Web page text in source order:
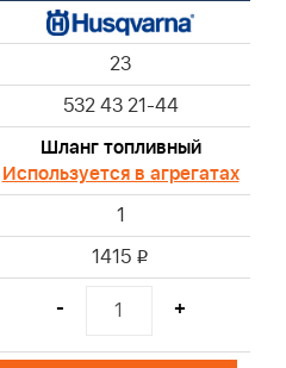
23
532 43 21-44
Шланг топливный
Используется в агрегатах
1
1415 i
- +